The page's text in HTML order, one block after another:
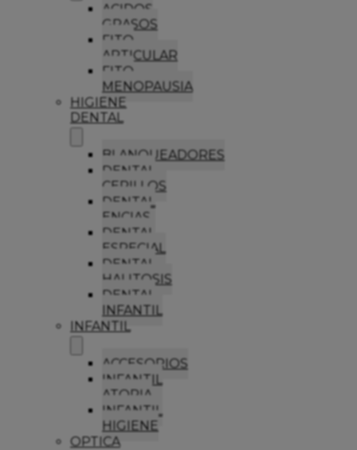
ACIDOS
GRASOS
FITO
ARTICULAR
FITO
MENOPAUSIA
HIGIENE
DENTAL
BLANQUEADORES
DENTAL
CEPILLOS
DENTAL
ENCIAS
DENTAL
ESPECIAL
DENTAL
HALITOSIS
DENTAL
INFANTIL
INFANTIL
ACCESORIOS
INFANTIL
ATOPIA
INFANTIL
HIGIENE
OPTICA